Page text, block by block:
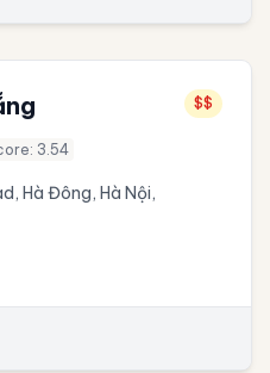
$$
3.54
Hà Đông, Hà Nội,